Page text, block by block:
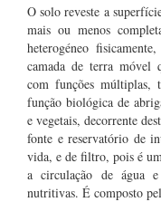
O solo reveste a
mais ou menos
heterogéneo
camada de terra móvel
com funções múltiplas,
função biológica de
e vegetais, decorrente
fonte e reservatório de
vida, e de filtro, pois é
a circulação de água
nutritivas. É composto